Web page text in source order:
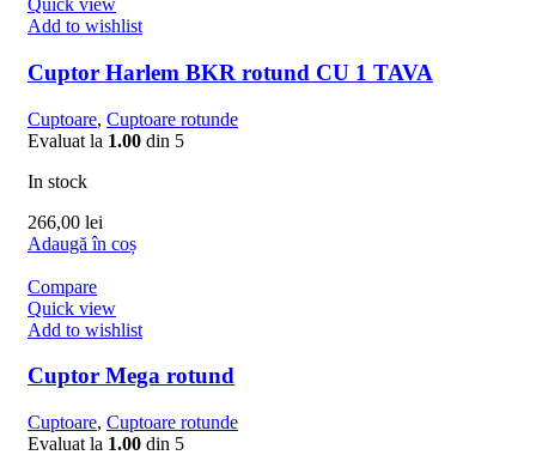
Quick view
Add to wishlist
Cuptor Harlem BKR rotund CU 1 TAVA
Cuptoare, Cuptoare rotunde
Evaluat la 1.00 din 5
In stock
266,00 lei
Adaugă în coș
Compare
Quick view
Add to wishlist
Cuptor Mega rotund
Cuptoare, Cuptoare rotunde
Evaluat la 1.00 din 5